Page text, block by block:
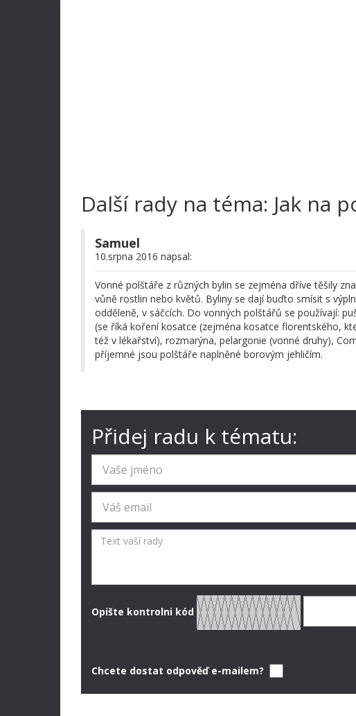
Další rady na téma: Jak na
Samuel
10.srpna 2016 napsal:
Vonné polštáře z různých bylin se zejména dříve těšily
vůně rostlin nebo květů. Byliny se dají buďto smísit s
odděleně, v sáčcích. Do vonných polštářů se používají:
(se říká koření kosatce (zejména kosatce florentského,
též v lékařství), rozmarýna, pelargonie (vonné druhy),
příjemné jsou polštáře naplněné borovým jehličím.
Přidej radu k tématu:
Opište kontrolni kód
Chcete dostat odpověď e-mailem?